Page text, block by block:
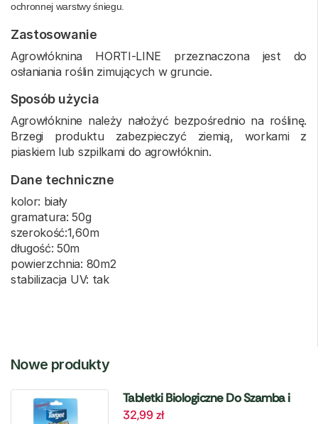
ochronnej warstwy śniegu.
Zastosowanie
Agrowłóknina HORTI-LINE przeznaczona jest do
osłaniania roślin zimujących w gruncie.
Sposób użycia
Agrowłóknine należy nałożyć bezpośrednio na roślinę.
Brzegi produktu zabezpieczyć ziemią, workami z
piaskiem lub szpilkami do agrowłóknin.
Dane techniczne
kolor: biały
gramatura: 50g
szerokość:1,60m
długość: 50m
powierzchnia: 80m2
stabilizacja UV: tak
Nowe produkty
Tabletki Biologiczne Do Szamba i
Oczyszczalni – 6 szt. Target
32,99zł